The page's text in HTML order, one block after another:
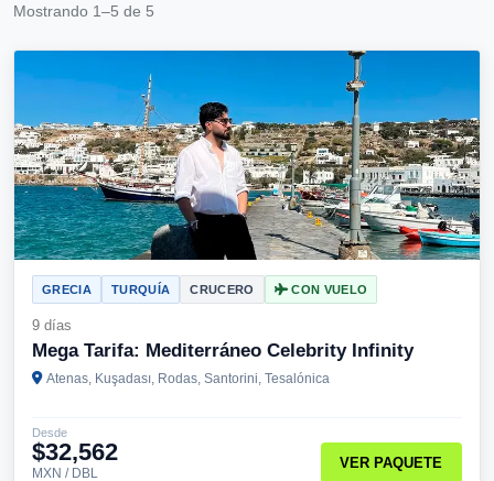
Mostrando 1–5 de 5
GRECIA TURQUÍA CRUCERO CON VUELO
9 días
Mega Tarifa: Mediterráneo Celebrity Infinity
Atenas, Kuşadası, Rodas, Santorini, Tesalónica
Desde
$32,562
MXN / DBL
VER PAQUETE